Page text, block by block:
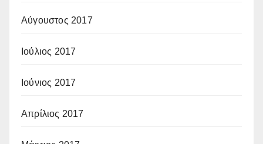
Αύγουστος 2017
Ιούλιος 2017
Ιούνιος 2017
Απρίλιος 2017